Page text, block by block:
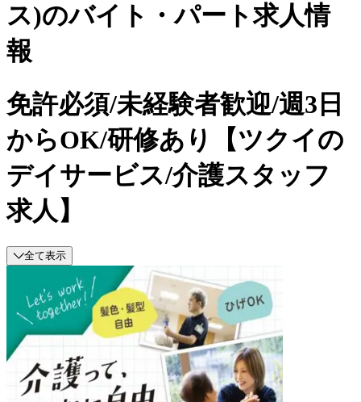
ス)のバイト・パート求人情
報
免許必須/未経験者歓迎/週3日
からOK/研修あり【ツクイの
デイサービス/介護スタッフ
求人】
全て表示